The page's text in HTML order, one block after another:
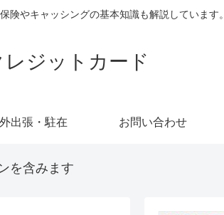
やキャッシングの基本知識も解説しています。
ジットカード
出張・駐在 お問い合わせ
を含みます